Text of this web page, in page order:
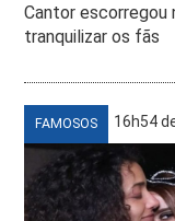
Cantor escorregou
tranquilizar os fãs
FAMOSOS 16h54